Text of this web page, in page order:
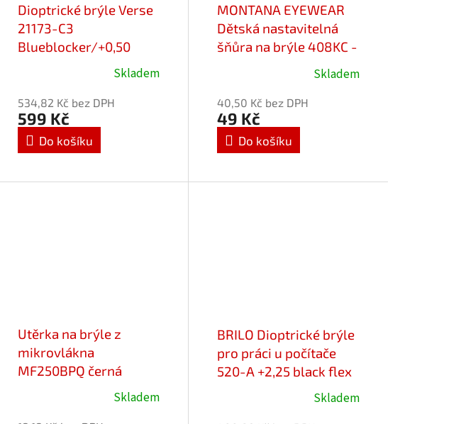
Dioptrické brýle Verse
21173-C3
Blueblocker/+0,50
Skladem
534,82 Kč bez DPH
599 Kč
Do košíku
MONTANA EYEWEAR
Dětská nastavitelná
šňůra na brýle 408KC -
produktu
je
5,0
Skladem
40,50 Kč bez DPH
49 Kč
Do košíku
Utěrka na brýle z
mikrovlákna
MF250BPQ černá
Skladem
BRILO Dioptrické brýle
pro práci u počítače
520-A +2,25 black flex
Skladem